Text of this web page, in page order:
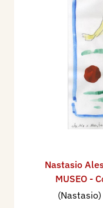
Nastasio
MUSEO -